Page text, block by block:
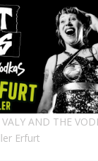
AND THE
Erfurt